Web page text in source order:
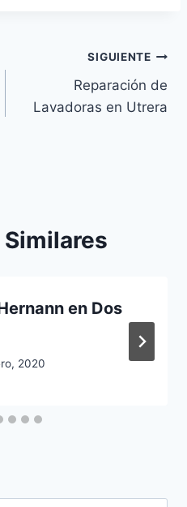
SIGUIENTE
Reparación de
Lavadoras en Utrera
en Dos
2020